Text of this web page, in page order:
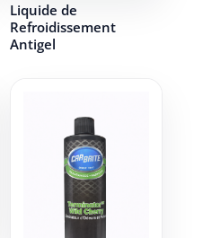
Liquide de
Refroidissement
Antigel